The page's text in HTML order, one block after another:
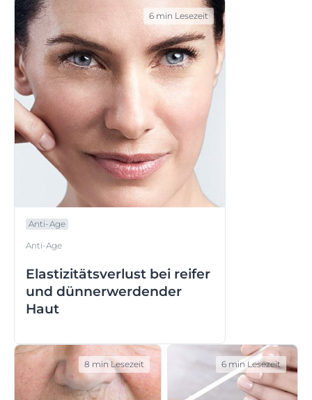
Anti-Age
Anti-Age
Elastizitätsverlust bei reifer
und dünnerwerdender
Haut
6 min Lesezeit
8 min Lesezeit 6 min Lesezeit